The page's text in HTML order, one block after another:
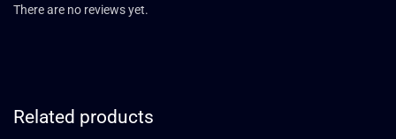
There are no reviews yet.
Related products